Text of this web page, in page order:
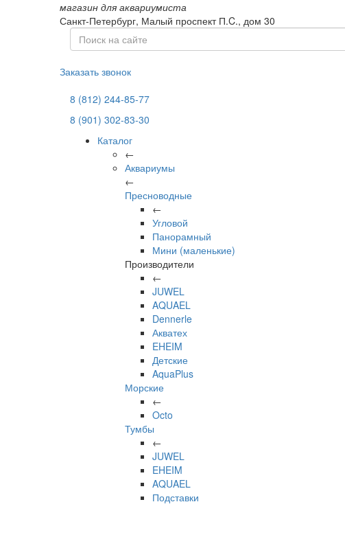
магазин для аквариумиста
Санкт-Петербург, Малый проспект П.C., дом 30
Заказать звонок
8 (812) 244-85-77
8 (901) 302-83-30
Каталог
←
Аквариумы
←
Пресноводные
←
Угловой
Панорамный
Мини (маленькие)
Производители
←
JUWEL
AQUAEL
Dennerle
Акватех
EHEIM
Детские
AquaPlus
Морские
←
Octo
Тумбы
←
JUWEL
EHEIM
AQUAEL
Подставки